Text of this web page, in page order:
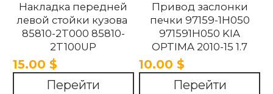
Накладка передней
левой стойки кузова
85810-2T000 85810-
2T100UP
858102T100UP
858102T000 Kia
Optima 2010 -2015.
15.00 $
Перейти
Привод заслонки
печки 97159-1H050
971591H050 KIA
OPTIMA 2010-15 1.7
10.00 $
Перейти